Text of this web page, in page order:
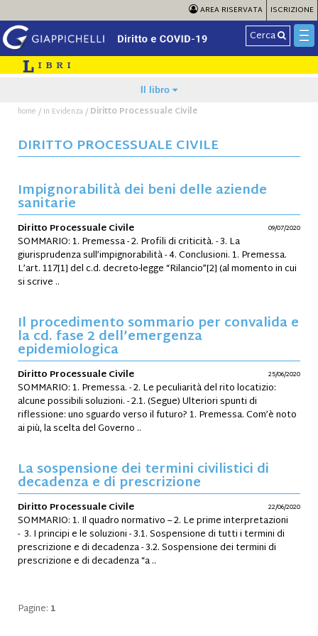
AREA RISERVATA ISCRIZIONE
Cerca
Il libro
home / In Evidenza/Diritto Processuale Civile
DIRITTO PROCESSUALE CIVILE
Impignorabilità dei beni delle aziende
sanitarie
Diritto Processuale Civile 09/07/2020
SOMMARIO: 1. Premessa - 2. Profili di criticità. - 3. La
giurisprudenza sull’impignorabilità - 4. Conclusioni. 1. Premessa.
L’art. 117[1] del c.d. decreto-legge “Rilancio”[2] (al momento in cui
si scrive ..
Il procedimento sommario per convalida e
la cd. fase 2 dell’emergenza
epidemiologica
Diritto Processuale Civile 25/06/2020
SOMMARIO: 1. Premessa. - 2. Le peculiarità del rito locatizio:
alcune possibili soluzioni. - 2.1. (Segue) Ulteriori spunti di
riflessione: uno sguardo verso il futuro? 1. Premessa. Com’è noto
ai più, la scelta del Governo ..
La sospensione dei termini civilistici di
decadenza e di prescrizione
Diritto Processuale Civile 22/06/2020
SOMMARIO: 1. Il quadro normativo – 2. Le prime interpretazioni
- 3. I principi e le soluzioni - 3.1. Sospensione di tutti i termini di
prescrizione e di decadenza - 3.2. Sospensione dei termini di
prescrizione e di decadenza “a ..
Pagine: 1